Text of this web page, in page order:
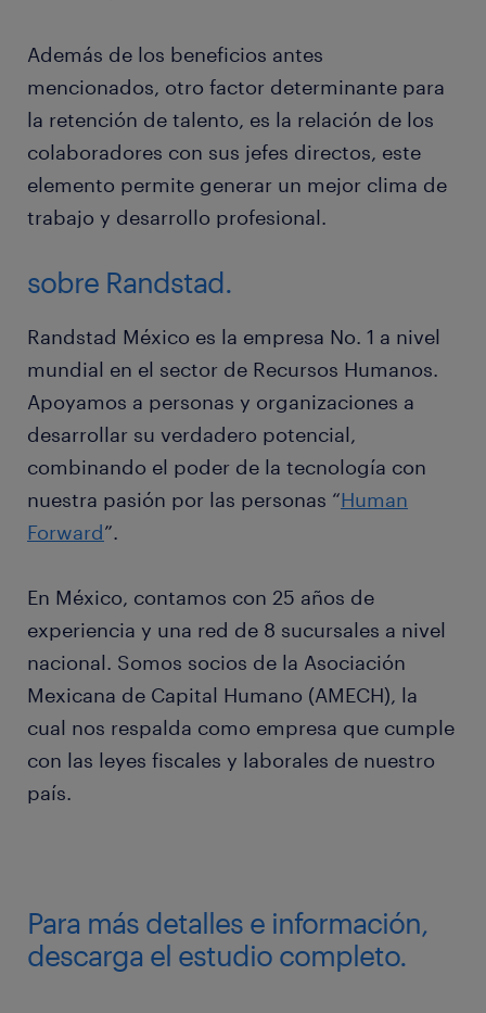
Además de los beneficios antes
mencionados, otro factor determinante para
la retención de talento, es la relación de los
colaboradores con sus jefes directos, este
elemento permite generar un mejor clima de
trabajo y desarrollo profesional.
sobre Randstad.
Randstad México es la empresa No. 1 a nivel
mundial en el sector de Recursos Humanos.
Apoyamos a personas y organizaciones a
desarrollar su verdadero potencial,
combinando el poder de la tecnología con
nuestra pasión por las personas “Human
Forward”.
En México, contamos con 25 años de
experiencia y una red de 8 sucursales a nivel
nacional. Somos socios de la Asociación
Mexicana de Capital Humano (AMECH), la
cual nos respalda como empresa que cumple
con las leyes fiscales y laborales de nuestro
país.
Para más detalles e información,
descarga el estudio completo.